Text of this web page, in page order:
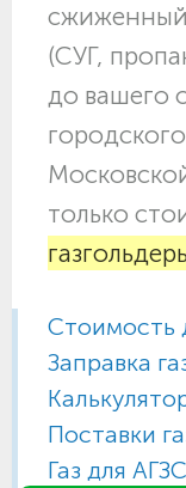
сжиженный
(СУГ,
до вашего
только
Стоимость
Заправка
Поставки
Газ для АГЗС